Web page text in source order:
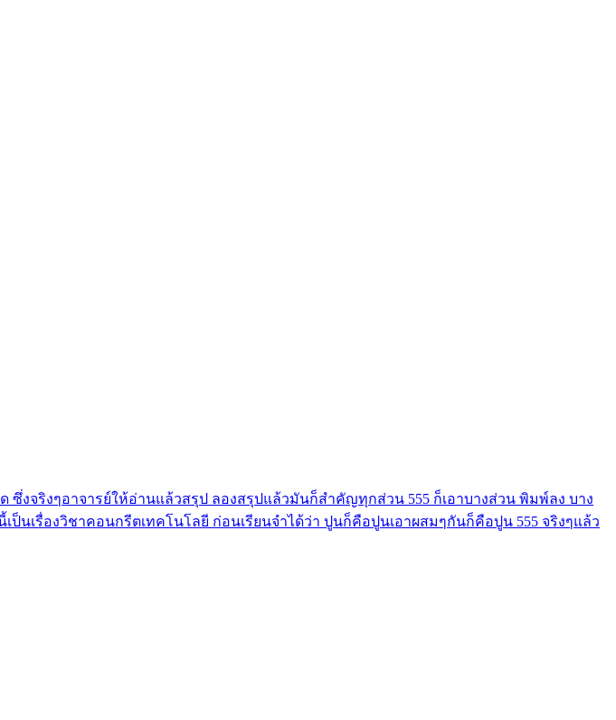
จริงๆอาจารย์ให้อ่านแล้วสรุป ลองสรุปแล้วมันก็สำคัญทุกส่วน 555 ก็เอาบางส่วน พิมพ์ลง บาง
ป็นเรื่องวิชาคอนกรีตเทคโนโลยี ก่อนเรียนจำได้ว่า ปูนก็คือปูนเอาผสมๆกันก็คือปูน 555 จริงๆแล้ว